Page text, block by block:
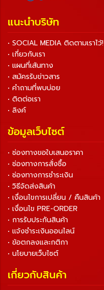
แนะนำบริษัท
• SOCIAL MEDIA ติดตามเราไว้!
• เกี่ยวกับเรา
• แผนที่เส้นทาง
• สมัครรับข่าวสาร
• คำถามที่พบบ่อย
• ติดต่อเรา
• ลิงค์
ข้อมูลเว็บไซต์
• ช่องทางขอใบเสนอราคา
• ช่องทางการสั่งซื้อ
• ช่องทางการชำระเงิน
• วิธีจัดส่งสินค้า
• เงื่อนไขการเปลี่ยน / คืนสินค้า
• เงื่อนไข PRE-ORDER
• การรับประกันสินค้า
• แจ้งชำระเงินออนไลน์
• ข้อตกลงและกติกา
• นโยบายเว็บไซต์
เกี่ยวกับสินค้า